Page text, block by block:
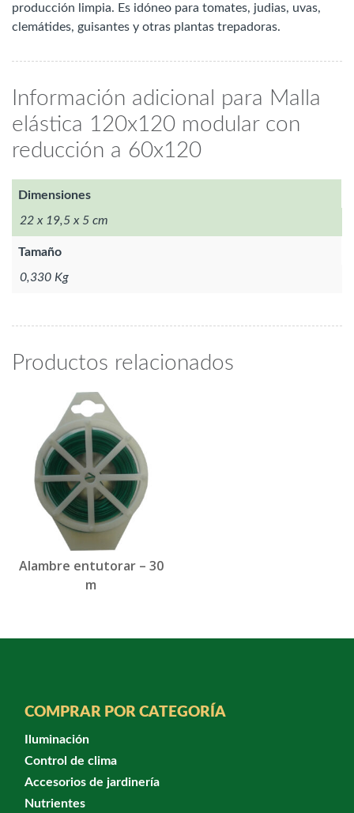
producción limpia. Es idóneo para tomates, judias, uvas,
clemátides, guisantes y otras plantas trepadoras.
Información adicional para Malla
elástica 120x120 modular con
reducción a 60x120
Dimensiones
22 x 19,5 x 5 cm
Tamaño
0,330 Kg
Productos relacionados
Alambre entutorar – 30
m
COMPRAR POR CATEGORÍA
Iluminación
Control de clima
Accesorios de jardinería
Nutrientes